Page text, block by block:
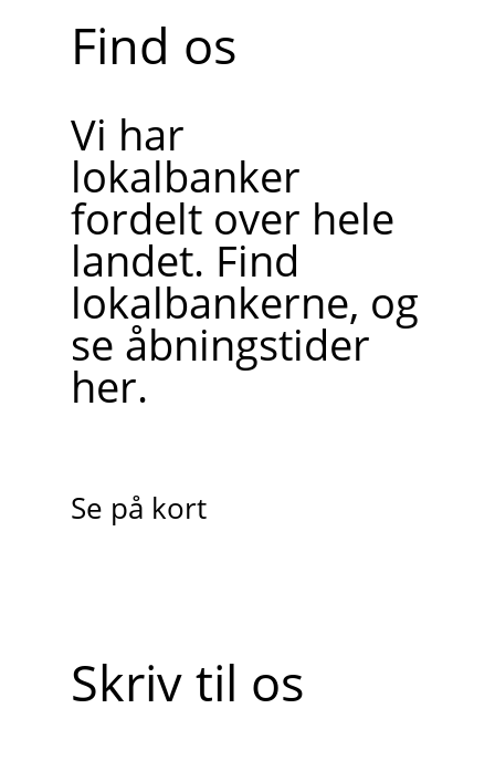
Find os
Vi har
lokalbanker
fordelt over hele
landet. Find
lokalbankerne, og
se åbningstider
her.
Se på kort
Skriv til os